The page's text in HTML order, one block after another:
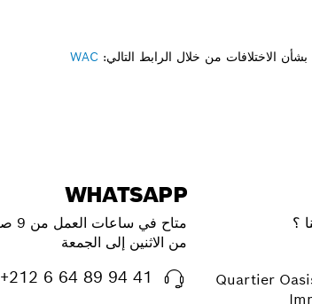
الاختلافات من خلال الرابط التالي: WAC
؟
Quartier
WHATSAPP
متاح في ساعات العمل من 9 صباحًا حتى 17 مساءً ،
من الاثنين إلى الجمعة
+212 6 64 89 94 41